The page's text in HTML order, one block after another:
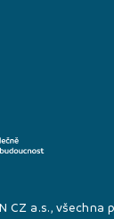
CZ a.s., všechna